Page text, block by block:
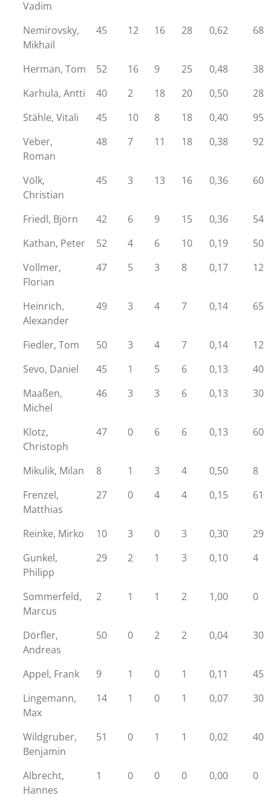
Vadim
Nemirovsky,
Mikhail
45 12 16 28 0,62 68
Herman, Tom 52 16 9 25 0,48
38
Karhula, Antti
40 2 18 20 0,50
28
Stähle, Vitali
45 10 8 18 0,40
95
Veber,
Roman
48 7 11 18 0,38 92
Völk,
Christian
45 3 13 16 0,36 60
Friedl, Björn 42 6 9 15 0,36
54
Kathan, Peter
52 4 6 10 0,19
50
Vollmer,
Florian
47 5 3 8 0,17 12
Heinrich,
Alexander
49 3 4 7 0,14 65
Fiedler, Tom 50 3 4 7 0,14
12
Sevo, Daniel
45 1 5 6 0,13
40
Maaßen,
Michel
46 3 3 6 0,13 30
Klotz,
Christoph
47 0 6 6 0,13 60
Mikulik, Milan 8 1 3 4 0,50
8
Frenzel,
Matthias
27 0 4 4 0,15 61
Reinke, Mirko 10 3 0 3 0,30
29
Gunkel,
Philipp
29 2 1 3 0,10 4
Sommerfeld,
Marcus
2 1 1 2 1,00 0
Dörfler,
Andreas
50 0 2 2 0,04 30
Appel, Frank 9 1 0 1 0,11
45
Lingemann,
Max
14 1 0 1 0,07 30
Wildgruber,
Benjamin
51 0 1 1 0,02 40
Albrecht,
Hannes
1 0 0 0 0,00 0